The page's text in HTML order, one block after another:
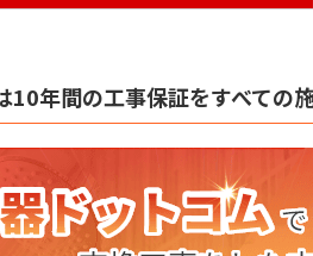
年間の工事保証をすべての